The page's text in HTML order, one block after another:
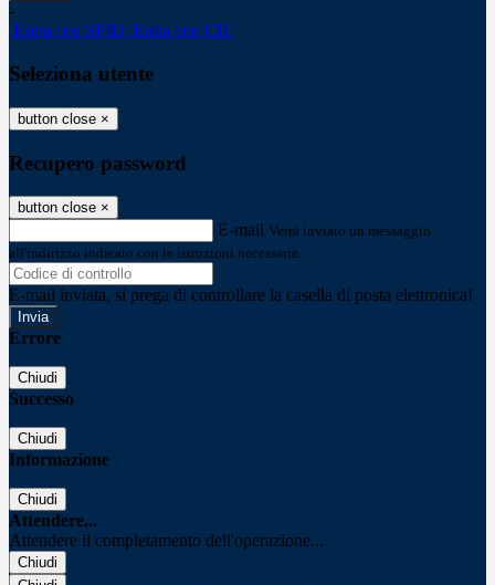
-
Entra con SPID Entra con CIE
Seleziona utente
button close ×
Recupero password
button close ×
E-mail Verrà inviato un messaggio
all'indirizzo indicato con le istruzioni necessarie.
E-mail inviata, si prega di controllare la casella di posta elettronica!
Errore
Chiudi
Successo
Chiudi
Informazione
Chiudi
Attendere...
Attendere il completamento dell'operazione...
Chiudi